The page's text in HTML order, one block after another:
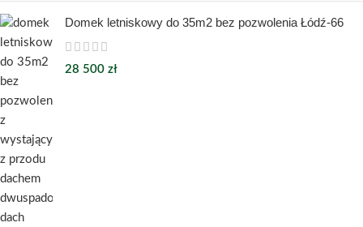
Domek letniskowy do 35m2 bez pozwolenia Łódź-66
28 500 zł